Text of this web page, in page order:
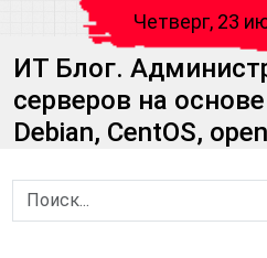
Четверг, 23
ИТ Блог.
серверов на
Debian, CentOS,